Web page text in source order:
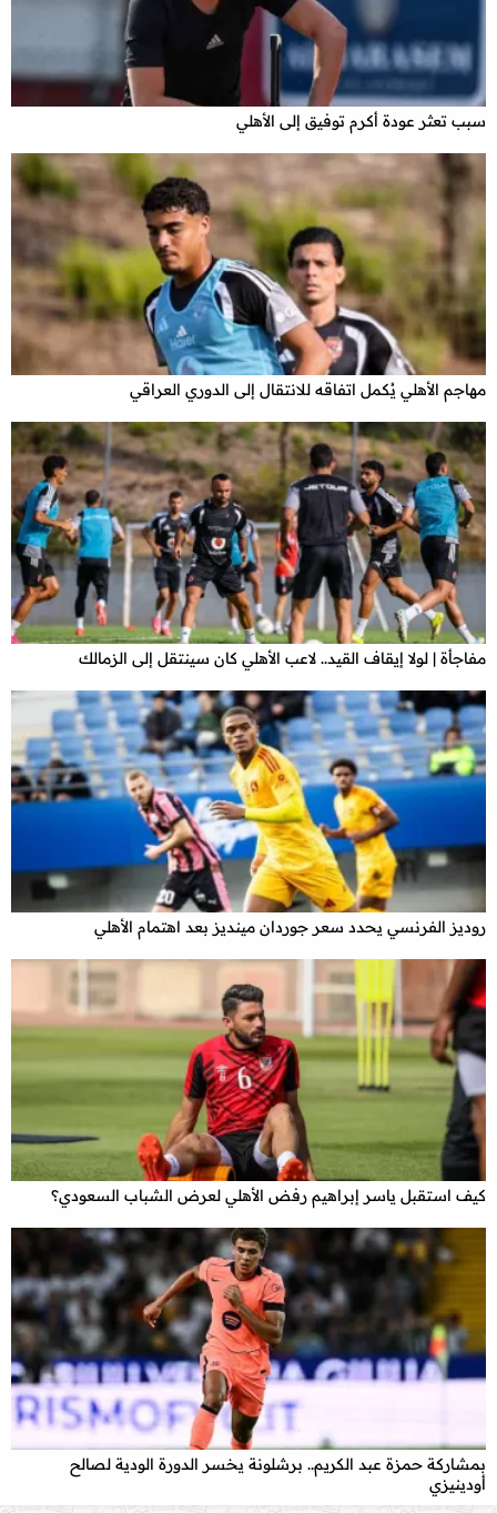
سبب تعثر عودة أكرم توفيق إلى الأهلي
مهاجم الأهلي يُكمل اتفاقه للانتقال إلى الدوري العراقي
مفاجأة | لولا إيقاف القيد.. لاعب الأهلي كان سينتقل إلى الزمالك
روديز الفرنسي يحدد سعر جوردان مينديز بعد اهتمام الأهلي
كيف استقبل ياسر إبراهيم رفض الأهلي لعرض الشباب السعودي؟
بمشاركة حمزة عبد الكريم.. برشلونة يخسر الدورة الودية لصالح
أودينيزي
x